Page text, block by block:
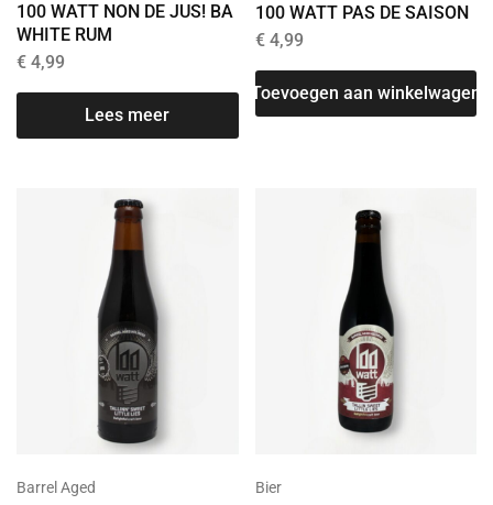
100 WATT NON DE JUS! BA
WHITE RUM
€ 4,99
Lees meer
100 WATT PAS DE SAISON
€4,99
Toevoegen aan winkelwagen
Barrel Aged Bier